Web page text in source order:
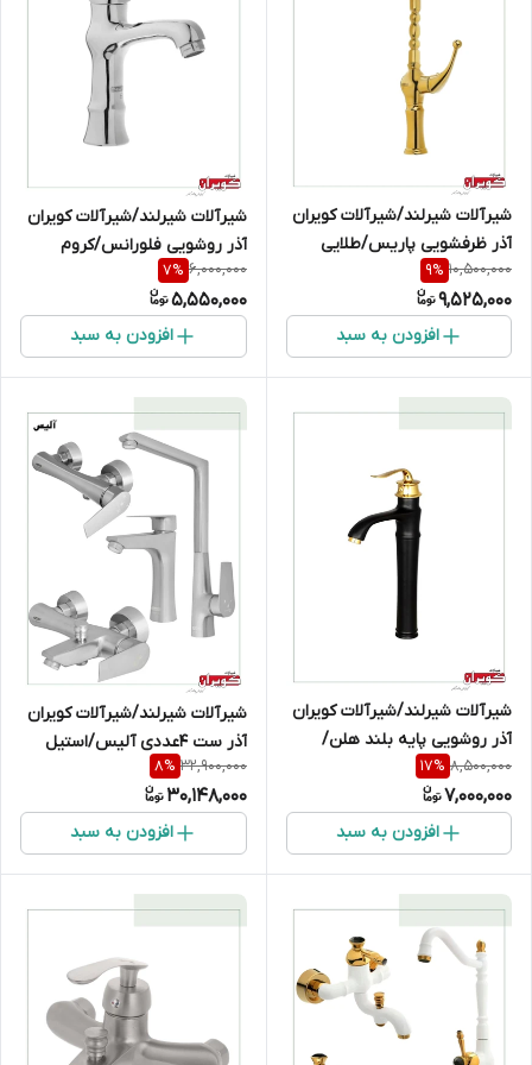
شیرآلات شیرلند/شیرآلات کویران
آذر ظرفشویی پاریس/طلایی
10,500,000
9%
9,525,000
افزودن به سبد
شیرآلات شیرلند/شیرآلات کویران
آذر روشویی فلورانس/کروم
6,000,000
7%
5,550,000
افزودن به سبد
شیرآلات شیرلند/شیرآلات کویران
آذر روشویی پایه بلند هلن/
مشکی طلایی
8,500,000
17%
7,000,000
افزودن به سبد
شیرآلات شیرلند/شیرآلات کویران
آذر ست 4عددی آلیس/استیل
مات
32,900,000
8%
30,148,000
افزودن به سبد